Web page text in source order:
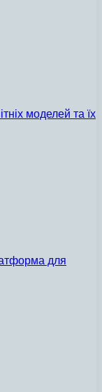
моделей та їх
для